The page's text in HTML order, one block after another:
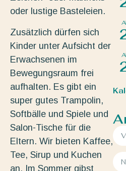
oder lustige Basteleien.
Zusätzlich dürfen sich
Kinder unter Aufsicht der
Erwachsenen im
Bewegungsraum frei
aufhalten. Es gibt ein
super gutes Trampolin,
Softbälle und Spiele und
Salon-Tische für die
Eltern. Wir bieten Kaffee,
Tee, Sirup und Kuchen
an. Im Sommer gibst